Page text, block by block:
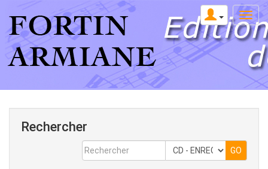
Rechercher